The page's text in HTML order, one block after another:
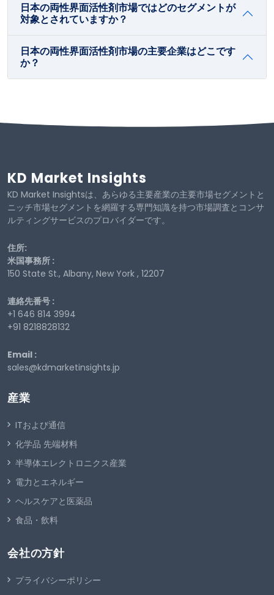
日本の両性界面活性剤市場ではどのセグメントが
対象とされていますか？
日本の両性界面活性剤市場の主要企業はどこです
か？
KD Market Insights
KD Market Insightsは、あらゆる主要産業の主要市場セグメントと
ニッチ市場セグメントを網羅する専門知識を持つ市場調査とコンサ
ルティングサービスのプロバイダーです。
住所:
米国事務所 :
150 State St., Albany, New York , 12207
連絡先番号 :
+1 646 814 3994
+91 8218828132
Email :
sales@kdmarketinsights.jp
産業
ITおよび通信
化学品 先端材料
半導体エレクトロニクス産業
電力とエネルギー
ヘルスケアと医薬品
食品・飲料
会社の方針
プライバシーポリシー